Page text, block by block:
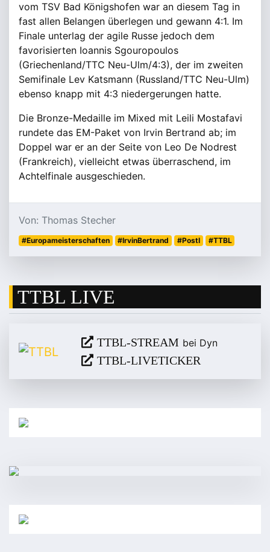
vom TSV Bad Königshofen war an diesem Tag in
fast allen Belangen überlegen und gewann 4:1. Im
Finale unterlag der agile Russe jedoch dem
favorisierten Ioannis Sgouropoulos
(Griechenland/TTC Neu-Ulm/4:3), der im zweiten
Semifinale Lev Katsmann (Russland/TTC Neu-Ulm)
ebenso knapp mit 4:3 niedergerungen hatte.
Die Bronze-Medaille im Mixed mit Leili Mostafavi
rundete das EM-Paket von Irvin Bertrand ab; im
Doppel war er an der Seite von Leo De Nodrest
(Frankreich), vielleicht etwas überraschend, im
Achtelfinale ausgeschieden.
Von: Thomas Stecher
#Europameisterschaften #IrvinBertrand #PostI #TTBL
TTBL LIVE
TTBL-STREAM bei Dyn
TTBL-LIVETICKER